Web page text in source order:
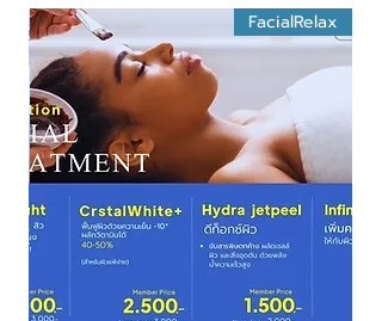
FacialRelax